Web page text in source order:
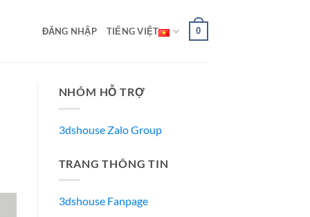
ĐĂNG NHẬP TIẾNG VIỆT 0
NHÓM HỖ TRỢ
3dshouse Zalo Group
TRANG THÔNG TIN
3dshouse Fanpage